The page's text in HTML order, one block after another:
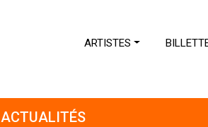
ARTISTES
ACTUALITÉS